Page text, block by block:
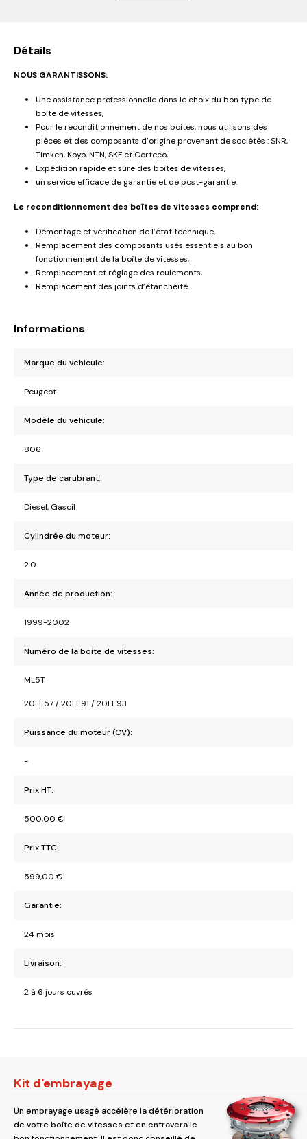
Détails
NOUS GARANTISSONS:
Une assistance professionnelle dans le choix du bon type de
boîte de vitesses,
Pour le reconditionnement de nos boites, nous utilisons des
pièces et des composants d’origine provenant de sociétés : SNR,
Timken, Koyo, NTN, SKF et Corteco,
Expédition rapide et sûre des boîtes de vitesses,
un service efficace de garantie et de post-garantie.
Le reconditionnement des boîtes de vitesses comprend:
Démontage et vérification de l’état technique,
Remplacement des composants usés essentiels au bon
fonctionnement de la boîte de vitesses,
Remplacement et réglage des roulements,
Remplacement des joints d’étanchéité.
Informations
Marque du vehicule:
Peugeot
Modèle du vehicule:
806
Type de carubrant:
Diesel, Gasoil
Cylindrée du moteur:
2.0
Année de production:
1999-2002
Numéro de la boite de vitesses:
ML5T
20LE57 / 20LE91 / 20LE93
Puissance du moteur (CV):
-
Prix HT:
500,00 €
Prix TTC:
599,00 €
Garantie:
24 mois
Livraison:
2 à 6 jours ouvrés
Kit d'embrayage
Un embrayage usagé accélère la détérioration
de votre boîte de vitesses et en entravera le